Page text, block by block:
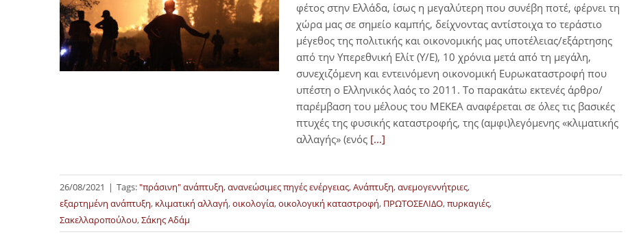
φέτος στην Ελλάδα, ίσως η μεγαλύτερη που συνέβη ποτέ, φέρνει τη
χώρα μας σε σημείο καμπής, δείχνοντας αντίστοιχα το τεράστιο
μέγεθος της πολιτικής και οικονομικής μας υποτέλειας/εξάρτησης
από την Υπερεθνική Ελίτ (Υ/Ε), 10 χρόνια μετά από τη μεγάλη,
συνεχιζόμενη και εντεινόμενη οικονομική Ευρωκαταστροφή που
υπέστη ο Ελληνικός λαός το 2011. Το παρακάτω εκτενές άρθρο/
παρέμβαση του μέλους του ΜΕΚΕΑ αναφέρεται σε όλες τις βασικές
πτυχές της φυσικής καταστροφής, της (αμφι)λεγόμενης «κλιματικής
αλλαγής» (ενός [...]
26/08/2021 | Tags:"πράσινη" ανάπτυξη,ανανεώσιμες πηγές ενέργειας,Ανάπτυξη,ανεμογεννήτριες,
εξαρτημένη ανάπτυξη, κλιματική αλλαγή,οικολογία,οικολογική καταστροφή, ΠΡΩΤΟΣΕΛΙΔΟ,πυρκαγιές,
Σακελλαροπούλου,Σάκης Αδάμ